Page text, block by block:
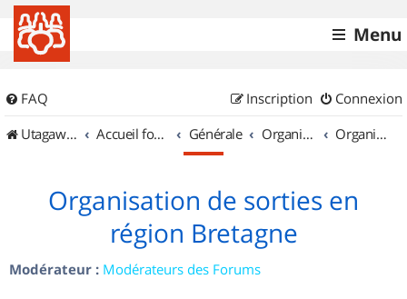
Menu
FAQ Connexion
Inscription
UtagawaVTT (Randos VTT et VTTAE avec traces GPS)
Accueil forum Générale Organisation de sorties & Recherche de partenaires Organisation de sorties en région Bretagne
Organisation de sorties en
région Bretagne
Modérateur : Modérateurs des Forums